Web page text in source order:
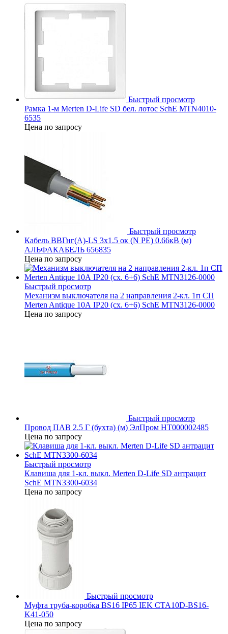
Быстрый просмотр
Рамка 1-м Merten D-Life SD бел. лотос SchE MTN4010-
6535
Цена по запросу
Быстрый просмотр
Кабель ВВГнг(А)-LS 3х1.5 ок (N PE) 0.66кВ (м)
АЛЬФАКАБЕЛЬ 656835
Цена по запросу
Быстрый просмотр
Механизм выключателя на 2 направления 2-кл. 1п СП
Merten Antique 10А IP20 (сх. 6+6) SchE MTN3126-0000
Цена по запросу
Быстрый просмотр
Провод ПАВ 2.5 Г (бухта) (м) ЭлПром НТ000002485
Цена по запросу
Быстрый просмотр
Клавиша для 1-кл. выкл. Merten D-Life SD антрацит
SchE MTN3300-6034
Цена по запросу
Быстрый просмотр
Муфта труба-коробка BS16 IP65 IEK CTA10D-BS16-
K41-050
Цена по запросу